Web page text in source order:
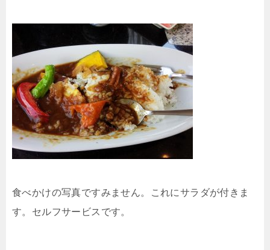
食べかけの写真ですみません。これにサラダが付きま
す。セルフサービスです。